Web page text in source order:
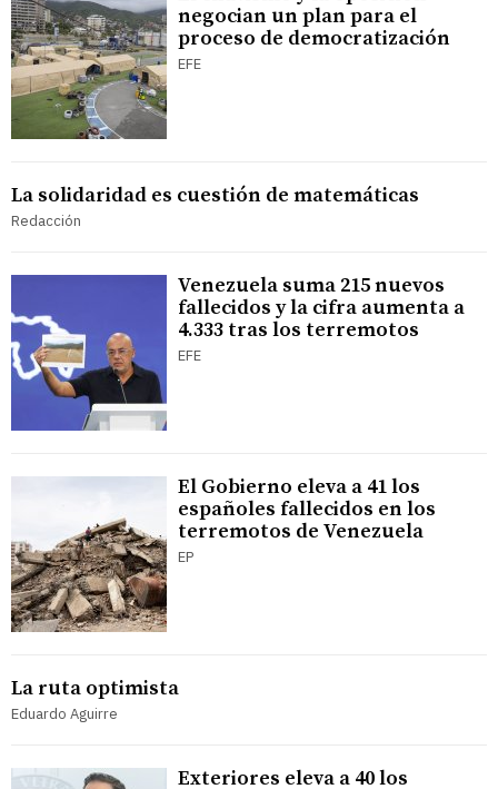
negocian un plan para el
proceso de democratización
EFE
La solidaridad es cuestión de matemáticas
Redacción
Venezuela suma 215 nuevos
fallecidos y la cifra aumenta a
4.333 tras los terremotos
EFE
El Gobierno eleva a 41 los
españoles fallecidos en los
terremotos de Venezuela
EP
La ruta optimista
Eduardo Aguirre
Exteriores eleva a 40 los